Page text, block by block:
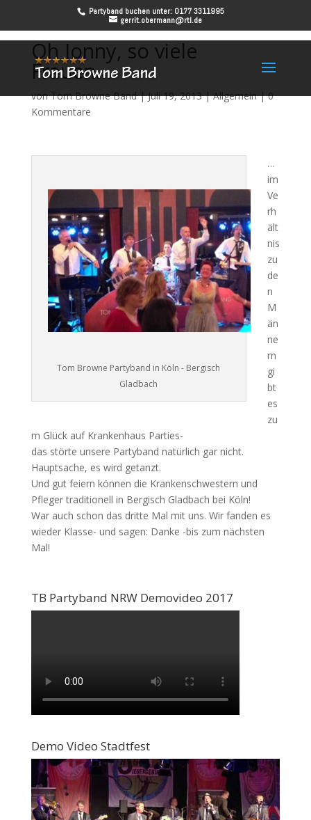
Partyband buchen unter: 0177 3311995
gerrit.obermann@rtl.de
Oh Jonny, so viele
Frauen…
vonTom Browne Band|Juli 19, 2013|Allgemein|0
Kommentare
Tom Browne Partyband in Köln - Bergisch
Gladbach
…
im
Ve
rh
ält
nis
zu
de
n
M
än
ne
rn
gi
bt
es
zu
m Glück auf Krankenhaus Parties-
das störte unsere Partyband natürlich gar nicht.
Hauptsache, es wird getanzt.
Und gut feiern können die Krankenschwestern und
Pfleger traditionell in Bergisch Gladbach bei Köln!
War auch schon das dritte Mal mit uns. Wir fanden es
wieder Klasse- und sagen: Danke -bis zum nächsten
Mal!
TB Partyband NRW Demovideo 2017
Demo Video Stadtfest